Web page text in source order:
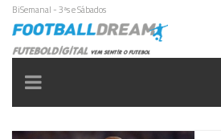
BiSemanal - 3ªs e Sábados
Toggle
navigation